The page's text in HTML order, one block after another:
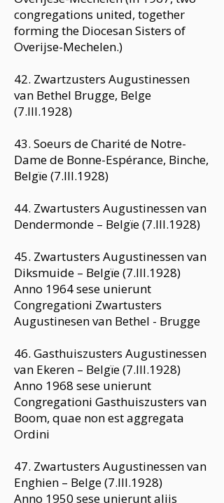
congregations united, together
forming the Diocesan Sisters of
Overijse-Mechelen.)
42. Zwartzusters Augustinessen
van Bethel Brugge, Belge
(7.III.1928)
43. Soeurs de Charité de Notre-
Dame de Bonne-Espérance, Binche,
Belgïe (7.III.1928)
44. Zwartusters Augustinessen van
Dendermonde – Belgïe (7.III.1928)
45. Zwartusters Augustinessen van
Diksmuide – Belgïe (7.III.1928)
Anno 1964 sese unierunt
Congregationi Zwartusters
Augustinesen van Bethel - Brugge
46. Gasthuiszusters Augustinessen
van Ekeren – Belgïe (7.III.1928)
Anno 1968 sese unierunt
Congregationi Gasthuiszusters van
Boom, quae non est aggregata
Ordini
47. Zwartusters Augustinessen van
Enghien – Belge (7.III.1928)
Anno 1950 sese unierunt aliis